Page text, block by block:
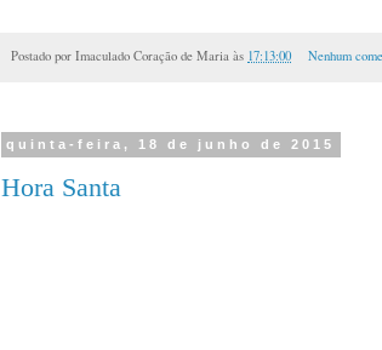
Postado por Imaculado Coração de Maria às 17:13:00 Nenhum
quinta-feira, 18 de junho de 2015
Hora Santa